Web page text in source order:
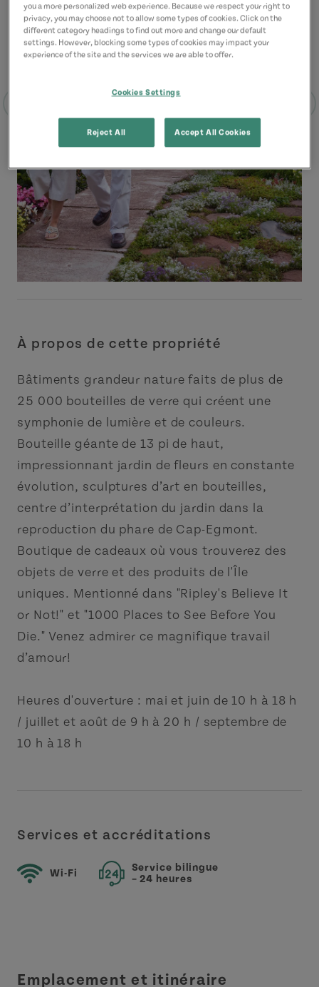
À propos de cette propriété
Bâtiments grandeur nature faits de plus de
25 000 bouteilles de verre qui créent une
symphonie de lumière et de couleurs.
Bouteille géante de 13 pi de haut,
impressionnant jardin de fleurs en constante
évolution, sculptures d’art en bouteilles,
centre d’interprétation du jardin dans la
reproduction du phare de Cap-Egmont.
Boutique de cadeaux où vous trouverez des
objets de verre et des produits de l'Île
uniques. Mentionné dans "Ripley's Believe It
or Not!" et "1000 Places to See Before You
Die." Venez admirer ce magnifique travail
d’amour!
Heures d'ouverture : mai et juin de 10 h à 18 h
/ juillet et août de 9 h à 20 h / septembre de
10 h à 18 h
Services et accréditations
Wi-Fi
Service bilingue
– 24 heures
Emplacement et itinéraire
you a more personalized web experience. Because we respect your right to
privacy, you may choose not to allow some types of cookies. Click on the
different category headings to find out more and change our default
settings. However, blocking some types of cookies may impact your
experience of the site and the services we are able to offer.
Cookies Settings
Reject All Accept All Cookies